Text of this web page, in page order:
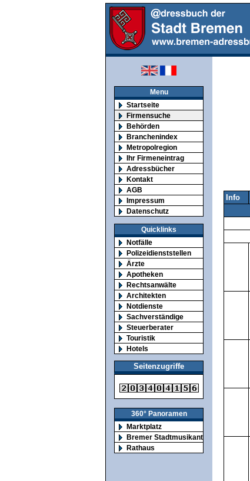
Menu
Startseite
Firmensuche
Behörden
Branchenindex
Metropolregion
Ihr Firmeneintrag
Adressbücher
Kontakt
AGB
Impressum
Datenschutz
Quicklinks
Notfälle
Polizeidienststellen
Ärzte
Apotheken
Rechtsanwälte
Architekten
Notdienste
Sachverständige
Steuerberater
Touristik
Hotels
Seitenzugriffe
360° Panoramen
Marktplatz
Bremer Stadtmusikanten
Rathaus
Info